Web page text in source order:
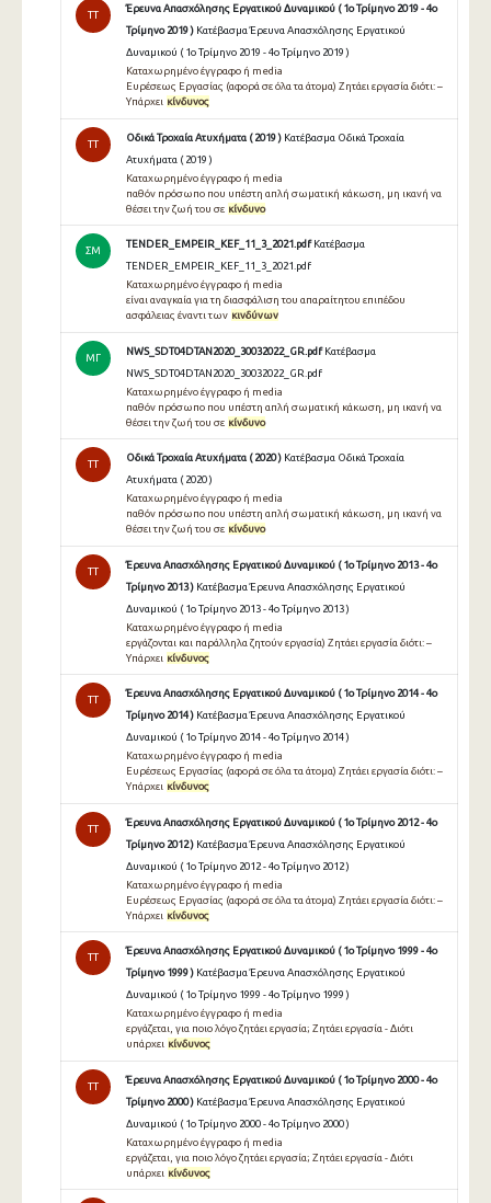
TT
Έρευνα Απασχόλησης Εργατικού Δυναμικού ( 1ο Τρίμηνο 2019 - 4ο
Τρίμηνο 2019 ) Κατέβασμα Έρευνα Απασχόλησης Εργατικού
Δυναμικού ( 1ο Τρίμηνο 2019 - 4ο Τρίμηνο 2019 )
Καταχωρημένο έγγραφο ή media
Eυρέσεως Eργασίας (αφορά σε όλα τα άτομα) Zητάει εργασία διότι: –
Yπάρχει κίνδυνος
TT
Οδικά Τροχαία Ατυχήματα ( 2019 ) Κατέβασμα Οδικά Τροχαία
Ατυχήματα ( 2019 )
Καταχωρημένο έγγραφο ή media
παθόν πρόσωπο που υπέστη απλή σωματική κάκωση, μη ικανή να
θέσει την ζωή του σε κίνδυνο
ΣΜ
TENDER_EMPEIR_KEF_11_3_2021.pdf Κατέβασμα
TENDER_EMPEIR_KEF_11_3_2021.pdf
Καταχωρημένο έγγραφο ή media
είναι αναγκαία για τη διασφάλιση του απαραίτητου επιπέδου
ασφάλειας έναντι των κινδύνων
ΜΓ
NWS_SDT04DTAN2020_30032022_GR.pdf Κατέβασμα
NWS_SDT04DTAN2020_30032022_GR.pdf
Καταχωρημένο έγγραφο ή media
παθόν πρόσωπο που υπέστη απλή σωματική κάκωση, μη ικανή να
θέσει την ζωή του σε κίνδυνο
TT
Οδικά Τροχαία Ατυχήματα ( 2020 ) Κατέβασμα Οδικά Τροχαία
Ατυχήματα ( 2020 )
Καταχωρημένο έγγραφο ή media
παθόν πρόσωπο που υπέστη απλή σωματική κάκωση, μη ικανή να
θέσει την ζωή του σε κίνδυνο
TT
Έρευνα Απασχόλησης Εργατικού Δυναμικού ( 1ο Τρίμηνο 2013 - 4ο
Τρίμηνο 2013 ) Κατέβασμα Έρευνα Απασχόλησης Εργατικού
Δυναμικού ( 1ο Τρίμηνο 2013 - 4ο Τρίμηνο 2013 )
Καταχωρημένο έγγραφο ή media
εργάζονται και παράλληλα ζητούν εργασία) Ζητάει εργασία διότι: –
Υπάρχει κίνδυνος
TT
Έρευνα Απασχόλησης Εργατικού Δυναμικού ( 1ο Τρίμηνο 2014 - 4ο
Τρίμηνο 2014 ) Κατέβασμα Έρευνα Απασχόλησης Εργατικού
Δυναμικού ( 1ο Τρίμηνο 2014 - 4ο Τρίμηνο 2014 )
Καταχωρημένο έγγραφο ή media
Eυρέσεως Eργασίας (αφορά σε όλα τα άτομα) Zητάει εργασία διότι: –
Yπάρχει κίνδυνος
TT
Έρευνα Απασχόλησης Εργατικού Δυναμικού ( 1ο Τρίμηνο 2012 - 4ο
Τρίμηνο 2012 ) Κατέβασμα Έρευνα Απασχόλησης Εργατικού
Δυναμικού ( 1ο Τρίμηνο 2012 - 4ο Τρίμηνο 2012 )
Καταχωρημένο έγγραφο ή media
Eυρέσεως Eργασίας (αφορά σε όλα τα άτομα) Zητάει εργασία διότι: –
Yπάρχει κίνδυνος
TT
Έρευνα Απασχόλησης Εργατικού Δυναμικού ( 1ο Τρίμηνο 1999 - 4ο
Τρίμηνο 1999 ) Κατέβασμα Έρευνα Απασχόλησης Εργατικού
Δυναμικού ( 1ο Τρίμηνο 1999 - 4ο Τρίμηνο 1999 )
Καταχωρημένο έγγραφο ή media
εργάζεται, για ποιο λόγο ζητάει εργασία; Ζητάει εργασία - Διότι
υπάρχει κίνδυνος
TT
Έρευνα Απασχόλησης Εργατικού Δυναμικού ( 1ο Τρίμηνο 2000 - 4ο
Τρίμηνο 2000 ) Κατέβασμα Έρευνα Απασχόλησης Εργατικού
Δυναμικού ( 1ο Τρίμηνο 2000 - 4ο Τρίμηνο 2000 )
Καταχωρημένο έγγραφο ή media
εργάζεται, για ποιο λόγο ζητάει εργασία; Ζητάει εργασία - Διότι
υπάρχει κίνδυνος